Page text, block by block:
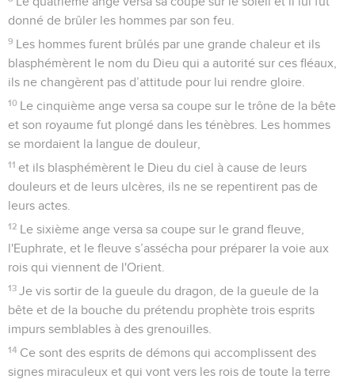
donné de brûler les hommes par son feu.
9 Les hommes furent brûlés par une grande chaleur et ils
blasphémèrent le nom du Dieu qui a autorité sur ces fléaux,
ils ne changèrent pas d’attitude pour lui rendre gloire.
10 Le cinquième ange versa sa coupe sur le trône de la bête
et son royaume fut plongé dans les ténèbres. Les hommes
se mordaient la langue de douleur,
11 et ils blasphémèrent le Dieu du ciel à cause de leurs
douleurs et de leurs ulcères, ils ne se repentirent pas de
leurs actes.
12 Le sixième ange versa sa coupe sur le grand fleuve,
l'Euphrate, et le fleuve s’assécha pour préparer la voie aux
rois qui viennent de l'Orient.
13 Je vis sortir de la gueule du dragon, de la gueule de la
bête et de la bouche du prétendu prophète trois esprits
impurs semblables à des grenouilles.
14 Ce sont des esprits de démons qui accomplissent des
signes miraculeux et qui vont vers les rois de toute la terre